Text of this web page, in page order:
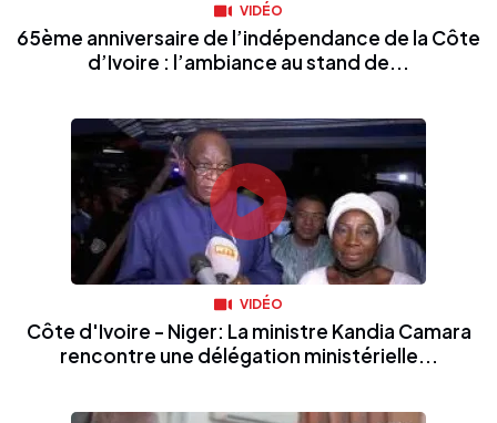
VIDÉO
65ème anniversaire de l’indépendance de la Côte
d’Ivoire : l’ambiance au stand de...
VIDÉO
Côte d'Ivoire - Niger: La ministre Kandia Camara
rencontre une délégation ministérielle...